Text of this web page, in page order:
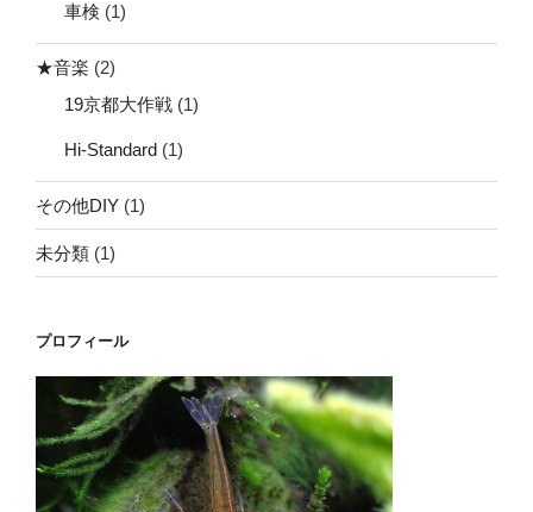
車検 (1)
★音楽 (2)
19京都大作戦 (1)
Hi-Standard (1)
その他DIY (1)
未分類 (1)
プロフィール